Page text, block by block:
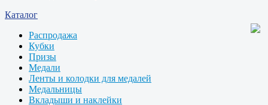
Каталог
Распродажа
Кубки
Призы
Медали
Ленты и колодки для медалей
Медальницы
Вкладыши и наклейки